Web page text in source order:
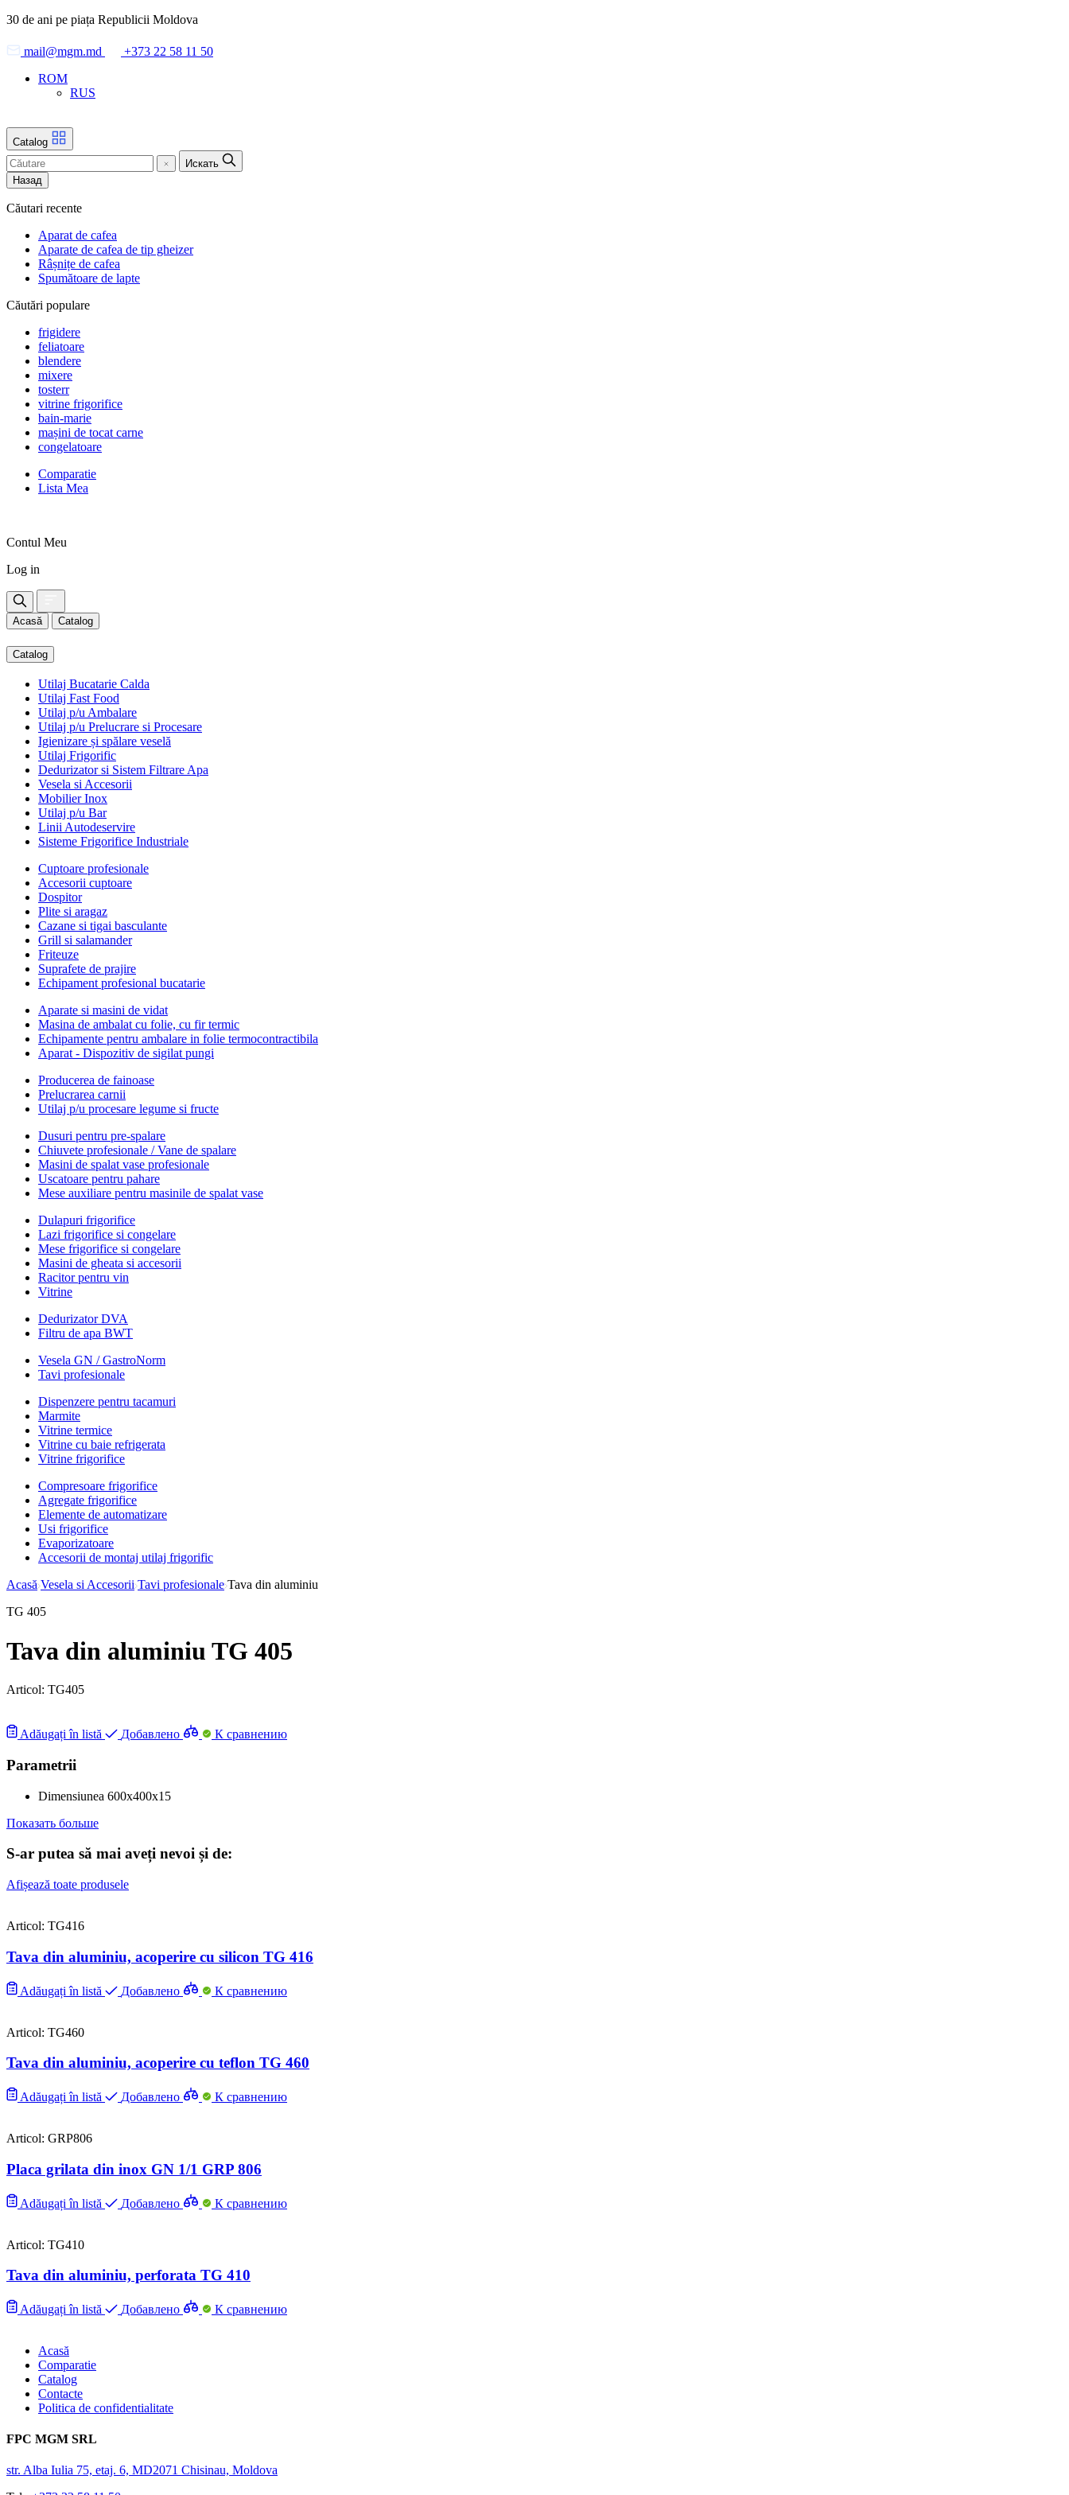
Skip
the
content
30 de ani pe piața Republicii Moldova
mail@mgm.md
+373 22 58 11 50
ROM
RUS
Catalog
Искать
Назад
Căutari recente
Aparat de cafea
Aparate de cafea de tip gheizer
Râșnițe de cafea
Spumătoare de lapte
Căutări populare
frigidere
feliatoare
blendere
mixere
tosterr
vitrine frigorifice
bain-marie
mașini de tocat carne
congelatoare
Comparatie
Lista Mea
Contul Meu
Log in
Acasă Catalog
Catalog
Utilaj Bucatarie Calda
Utilaj Fast Food
Utilaj p/u Ambalare
Utilaj p/u Prelucrare si Procesare
Igienizare și spălare veselă
Utilaj Frigorific
Dedurizator si Sistem Filtrare Apa
Vesela si Accesorii
Mobilier Inox
Utilaj p/u Bar
Linii Autodeservire
Sisteme Frigorifice Industriale
Cuptoare profesionale
Accesorii cuptoare
Dospitor
Plite si aragaz
Cazane si tigai basculante
Grill si salamander
Friteuze
Suprafete de prajire
Echipament profesional bucatarie
Aparate si masini de vidat
Masina de ambalat cu folie, cu fir termic
Echipamente pentru ambalare in folie termocontractibila
Aparat - Dispozitiv de sigilat pungi
Producerea de fainoase
Prelucrarea carnii
Utilaj p/u procesare legume si fructe
Dusuri pentru pre-spalare
Chiuvete profesionale / Vane de spalare
Masini de spalat vase profesionale
Uscatoare pentru pahare
Mese auxiliare pentru masinile de spalat vase
Dulapuri frigorifice
Lazi frigorifice si congelare
Mese frigorifice si congelare
Masini de gheata si accesorii
Racitor pentru vin
Vitrine
Dedurizator DVA
Filtru de apa BWT
Vesela GN / GastroNorm
Tavi profesionale
Dispenzere pentru tacamuri
Marmite
Vitrine termice
Vitrine cu baie refrigerata
Vitrine frigorifice
Compresoare frigorifice
Agregate frigorifice
Elemente de automatizare
Usi frigorifice
Evaporizatoare
Accesorii de montaj utilaj frigorific
Acasă Vesela si Accesorii Tavi profesionale Tava din aluminiu
TG 405
Tava din aluminiu TG 405
Articol: TG405
Adăugați în listă Добавлено К сравнению
Parametrii
Dimensiunea 600х400х15
Показать больше
S-ar putea să mai aveți nevoi și de:
Afișează toate produsele
Articol: TG416
Tava din aluminiu, acoperire cu silicon TG 416
Adăugați în listă Добавлено К сравнению
Articol: TG460
Tava din aluminiu, acoperire cu teflon TG 460
Adăugați în listă Добавлено К сравнению
Articol: GRP806
Placa grilata din inox GN 1/1 GRP 806
Adăugați în listă Добавлено К сравнению
Articol: TG410
Tava din aluminiu, perforata TG 410
Adăugați în listă Добавлено К сравнению
Acasă
Comparatie
Catalog
Contacte
Politica de confidentialitate
FPC MGM SRL
str. Alba Iulia 75, etaj. 6, MD2071 Chisinau, Moldova